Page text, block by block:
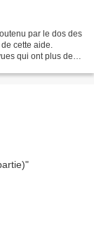
par le dos des
cette aide.
qui ont plus de